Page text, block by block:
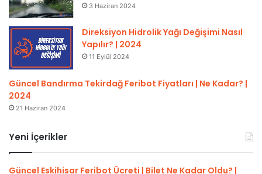
3 Haziran 2024
Direksiyon Hidrolik Yağı Değişimi Nasıl
Yapılır? | 2024
11 Eylül 2024
Güncel Bandırma Tekirdağ Feribot Fiyatları | Ne Kadar? |
2024
21 Haziran 2024
Yeni İçerikler
Güncel Eskihisar Feribot Ücreti | Bilet Ne Kadar Oldu? |